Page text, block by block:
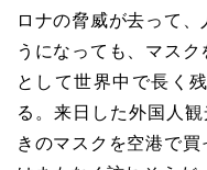
ロナの脅威が去って
うになっても、マス
として世界中で長く
る。来日した外国人
きのマスクを空港で